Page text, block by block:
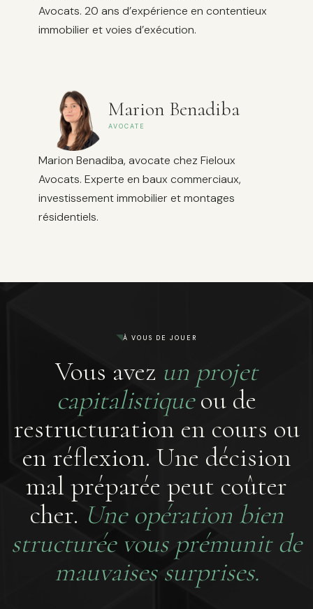
Avocats. 20 ans d’expérience en contentieux
immobilier et voies d’exécution.
Marion Benadiba
AVOCATE
Marion Benadiba, avocate chez Fieloux
Avocats. Experte en baux commerciaux,
investissement immobilier et montages
résidentiels.
À VOUS DE JOUER
Vous avez un projet
capitalistiqueou de
restructuration en cours ou
en réflexion. Une décision
mal préparée peut coûter
cher. Une opération bien
structurée vous prémunit de
mauvaises surprises.